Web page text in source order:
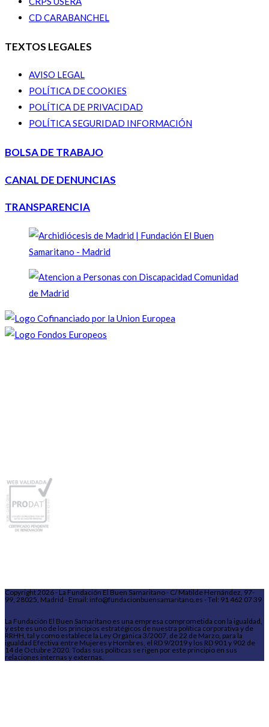
CD CARABANCHEL
TEXTOS LEGALES
AVISO LEGAL
POLÍTICA DE COOKIES
POLÍTICA DE PRIVACIDAD
POLÍTICA SEGURIDAD INFORMACIÓN
BOLSA DE TRABAJO
CANAL DE DENUNCIAS
TRANSPARENCIA
Copyright 2026 - La Fundación El Buen Samaritano - C/ Matilde Hernández, 97-
99, 28025, Madrid - Email: info@fundacionbuensamaritano.es - Tel: 91 462 07 39
La Fundación El Buen Samaritano es una empresa comprometida con la igualdad,
y este es uno de los principios estratégicos de nuestra política corporativa y de
RRHH, tal y como establece la Ley Orgánica 3/2007, de 22 de Marzo, para la
igualdad Efectiva entre Mujeres y Hombres, el RD 9/2019 y los RD 901 y 902 de
14 de Octubre 2020. Todas sus políticas se rigen por este principio en sus
relaciones internas y externas.